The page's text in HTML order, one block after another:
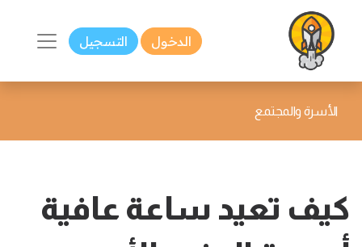
الدخول التسجيل
الأسرة والمجتمع
كيف تعيد ساعة عافية